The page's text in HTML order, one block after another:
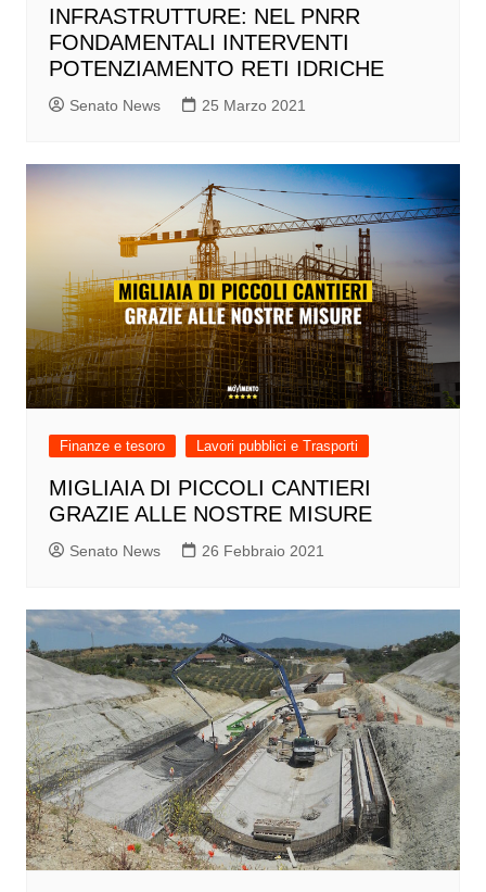
INFRASTRUTTURE: NEL PNRR
FONDAMENTALI INTERVENTI
POTENZIAMENTO RETI IDRICHE
Senato News 25 Marzo 2021
Finanze e tesoro Lavori pubblici e Trasporti
MIGLIAIA DI PICCOLI CANTIERI
GRAZIE ALLE NOSTRE MISURE
Senato News 26 Febbraio 2021